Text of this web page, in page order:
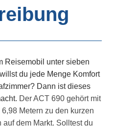
Reisemobil unter sieben
du jede Menge Komfort
Dann ist dieses
Der ACT 690 gehört mit
Metern zu den kurzen
dem Markt. Solltest du